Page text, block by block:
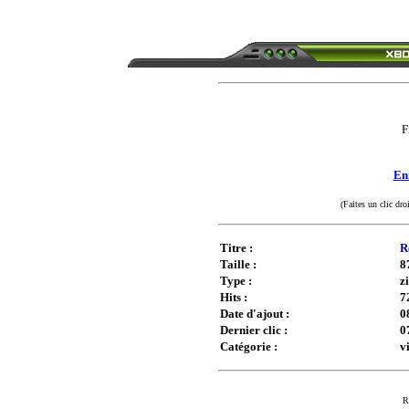
(Faites un clic
Titre :
Taille :
Type :
Hits :
Date d'ajout :
Dernier clic :
Catégorie :